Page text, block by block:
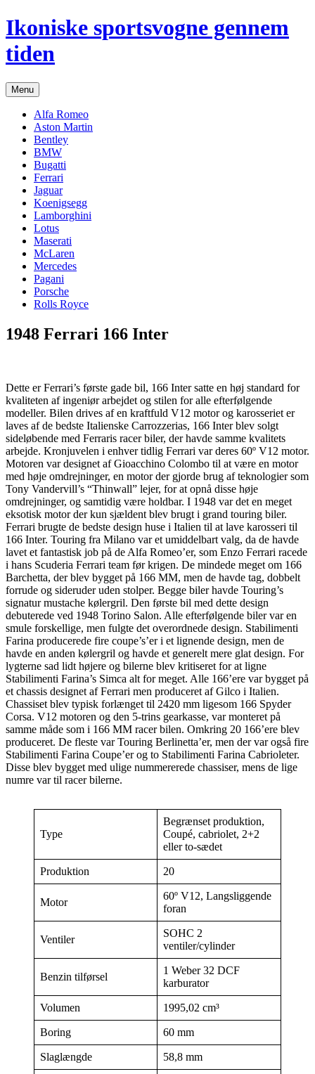
Hop
til
indhold
Ikoniske sportsvogne gennem
tiden
Menu
Alfa Romeo
Aston Martin
Bentley
BMW
Bugatti
Ferrari
Jaguar
Koenigsegg
Lamborghini
Lotus
Maserati
McLaren
Mercedes
Pagani
Porsche
Rolls Royce
1948 Ferrari 166 Inter
Dette er Ferrari’s første gade bil, 166 Inter satte en høj standard for
kvaliteten af ingeniør arbejdet og stilen for alle efterfølgende
modeller. Bilen drives af en kraftfuld V12 motor og karosseriet er
laves af de bedste Italienske Carrozzerias, 166 Inter blev solgt
sideløbende med Ferraris racer biler, der havde samme kvalitets
arbejde. Kronjuvelen i enhver tidlig Ferrari var deres 60º V12 motor.
Motoren var designet af Gioacchino Colombo til at være en motor
med høje omdrejninger, en motor der gjorde brug af teknologier som
Tony Vandervill’s “Thinwall” lejer, for at opnå disse høje
omdrejninger, og samtidig være holdbar. I 1948 var det en meget
eksotisk motor der kun sjældent blev brugt i grand touring biler.
Ferrari brugte de bedste design huse i Italien til at lave karosseri til
166 Inter. Touring fra Milano var et umiddelbart valg, da de havde
lavet et fantastisk job på de Alfa Romeo’er, som Enzo Ferrari racede
i hans Scuderia Ferrari team før krigen. De mindede meget om 166
Barchetta, der blev bygget på 166 MM, men de havde tag, dobbelt
forrude og sideruder uden stolper. Begge biler havde Touring’s
signatur mustache kølergril. Den første bil med dette design
debuterede ved 1948 Torino Salon. Alle efterfølgende biler var en
smule forskellige, men fulgte det overordnede design. Stabilimenti
Farina producerede fire coupe’s’er i et lignende design, men de
havde en anden kølergril og havde et generelt mere glat design. For
lygterne sad lidt højere og bilerne blev kritiseret for at ligne
Stabilimenti Farina’s Simca alt for meget. Alle 166’ere var bygget på
et chassis designet af Ferrari men produceret af Gilco i Italien.
Chassiset blev typisk forlænget til 2420 mm ligesom 166 Spyder
Corsa. V12 motoren og den 5-trins gearkasse, var monteret på
samme måde som i 166 MM racer bilen. Omkring 20 166’ere blev
produceret. De fleste var Touring Berlinetta’er, men der var også fire
Stabilimenti Farina Coupe’er og to Stabilimenti Farina Cabrioleter.
Disse blev bygget med ulige nummererede chassiser, mens de lige
numre var til racer bilerne.
Type
Begrænset produktion,
Coupé, cabriolet, 2+2
eller to-sædet
Produktion 20
Motor
60º V12, Langsliggende
foran
Ventiler
SOHC 2
ventiler/cylinder
Benzin tilførsel
1 Weber 32 DCF
karburator
Volumen 1995,02 cm³
Boring 60 mm
Slaglængde 58,8 mm